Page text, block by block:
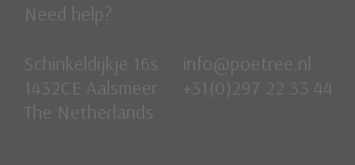
Need help?
Schinkeldijkje 16s
1432CE Aalsmeer
The Netherlands
info@poetree.nl
+31(0)297 22 33 44
Nederlands